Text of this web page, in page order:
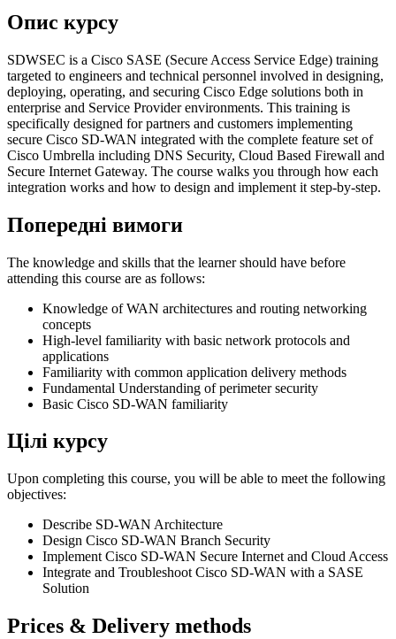
Опис курсу
SDWSEC is a Cisco SASE (Secure Access Service Edge) training
targeted to engineers and technical personnel involved in designing,
deploying, operating, and securing Cisco Edge solutions both in
enterprise and Service Provider environments. This training is
specifically designed for partners and customers implementing
secure Cisco SD-WAN integrated with the complete feature set of
Cisco Umbrella including DNS Security, Cloud Based Firewall and
Secure Internet Gateway. The course walks you through how each
integration works and how to design and implement it step-by-step.
Попередні вимоги
The knowledge and skills that the learner should have before
attending this course are as follows:
Knowledge of WAN architectures and routing networking
concepts
High-level familiarity with basic network protocols and
applications
Familiarity with common application delivery methods
Fundamental Understanding of perimeter security
Basic Cisco SD-WAN familiarity
Цілі курсу
Upon completing this course, you will be able to meet the following
objectives:
Describe SD-WAN Architecture
Design Cisco SD-WAN Branch Security
Implement Cisco SD-WAN Secure Internet and Cloud Access
Integrate and Troubleshoot Cisco SD-WAN with a SASE
Solution
Prices & Delivery methods